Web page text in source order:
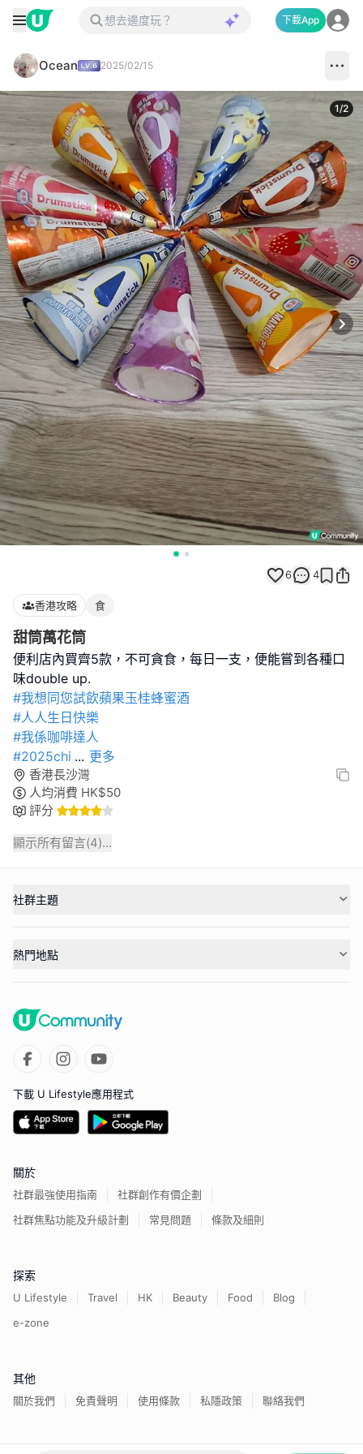
下載App
Ocean 2025/02/15
1/2
6 4
香港攻略 食
甜筒萬花筒
便利店內買齊5款，不可貪食，每日一支，便能嘗到各種口
#我想同您試飲蘋果玉桂蜂蜜酒
#人人生日快樂
#我係咖啡達人
#2025chi ... 更多
香港長沙灣
人均消費 HK$50
評分
顯示所有留言(4)...
社群主題
熱門地點
下載 U Lifestyle應用程式
關於
社群最強使用指南
社群創作有價企劃
社群焦點功能及升級計劃
常見問題 條款及細則
探索
U Lifestyle Travel HK Beauty Food
Blog
e-zone
其他
關於我們 免責聲明 使用條款 私隱政策 聯絡我們